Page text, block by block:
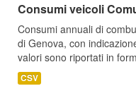
Consumi veicoli
Consumi annuali di
di Genova, con
valori sono riportati in
CSV